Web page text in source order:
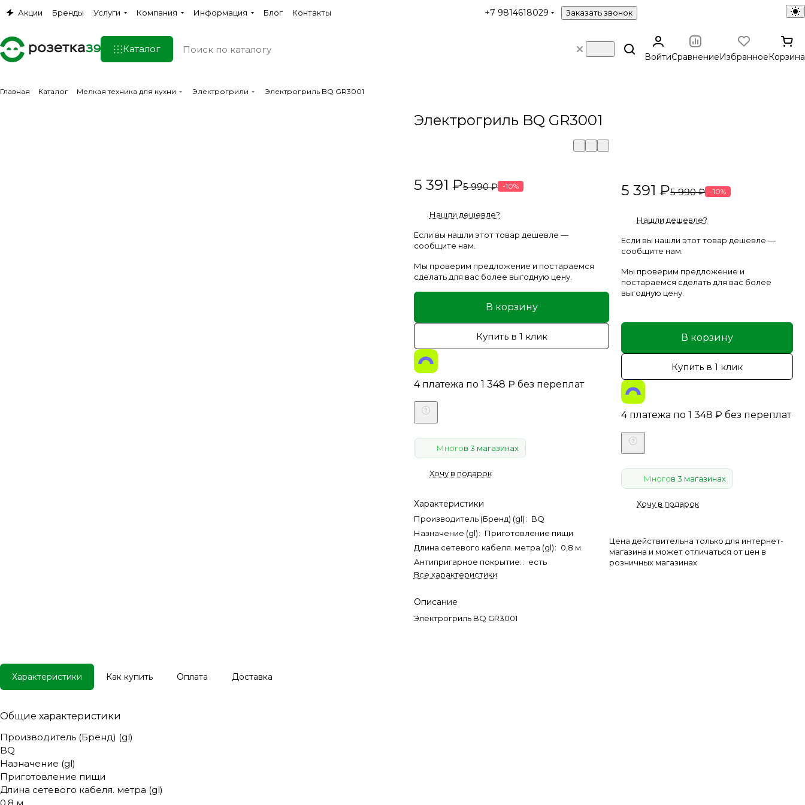
Акции Бренды Услуги Компания Информация Блог Контакты +7 9814618029 Заказать звонок
Каталог
ВойтиСравнениеИзбранноеКорзина
Главная Каталог Мелкая техника для кухни Электрогрили Электрогриль BQ GR3001
Электрогриль BQ GR3001
5 391 ₽5 990 ₽ -10%
Нашли дешевле?
Если вы нашли этот товар дешевле —
сообщите нам.
Мы проверим предложение и постараемся
сделать для вас более выгодную цену.
В корзину
Купить в 1 клик
4 платежа по 1 348 ₽ без переплат
Многов 3 магазинах
Хочу в подарок
Характеристики
Производитель (Бренд) (gl): BQ
Назначение (gl): Приготовление пищи
Длина сетевого кабеля. метра (gl): 0,8 м
Антипригарное покрытие:: есть
Все характеристики
Описание
Электрогриль BQ GR3001
5 391 ₽5 990 ₽ -10%
Нашли дешевле?
Если вы нашли этот товар дешевле —
сообщите нам.
Мы проверим предложение и
постараемся сделать для вас более
выгодную цену.
В корзину
Купить в 1 клик
4 платежа по1 348₽без переплат
Многов 3 магазинах
Хочу в подарок
Цена действительна только для интернет-
магазина и может отличаться от цен в
розничных магазинах
Характеристики Как купить Оплата Доставка
Общие характеристики
Производитель (Бренд) (gl)
BQ
Назначение (gl)
Приготовление пищи
Длина сетевого кабеля. метра (gl)